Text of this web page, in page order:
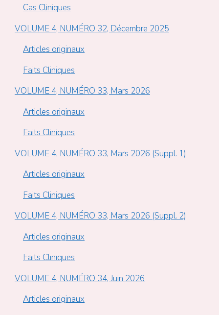
Cas Cliniques
VOLUME 4, NUMÉRO 32, Décembre 2025
Articles originaux
Faits Cliniques
VOLUME 4, NUMÉRO 33, Mars 2026
Articles originaux
Faits Cliniques
VOLUME 4, NUMÉRO 33, Mars 2026 (Suppl. 1)
Articles originaux
Faits Cliniques
VOLUME 4, NUMÉRO 33, Mars 2026 (Suppl. 2)
Articles originaux
Faits Cliniques
VOLUME 4, NUMÉRO 34, Juin 2026
Articles originaux